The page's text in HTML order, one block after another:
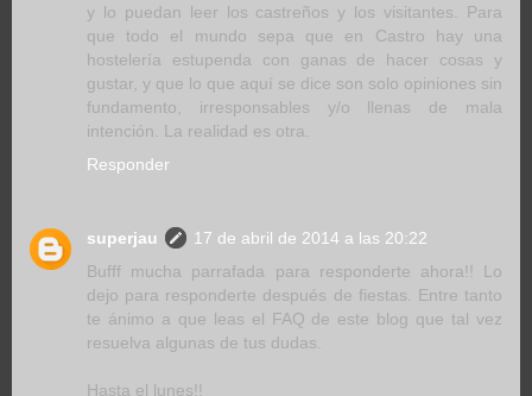
y lo puedan leer los castreños y los visitantes. Para
que todo el mundo sepa que en Castro hay una
hostelería estupenda con ganas de hacer cosas y
gustar, y que lo que aquí se dice son solo opiniones sin
fundamento, irresponsables y/o llenas de mala
intención. La realidad es otra.
Responder
superjau
17 de abril de 2014 a las 20:22
Bufff mucha parrafada para responderte ahora!! Lo
dejo para responderte después de fiestas. Entre tanto
te ánimo a que leas el FAQ de este blog que tal vez
resuelva algunas de tus dudas.
Hasta el lunes!!